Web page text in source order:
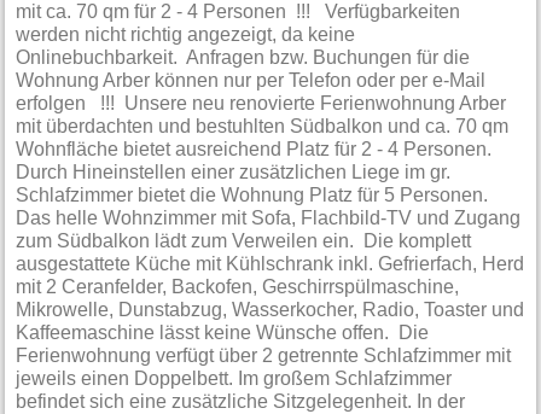
mit ca. 70 qm für 2 - 4 Personen !!! Verfügbarkeiten
werden nicht richtig angezeigt, da keine
Onlinebuchbarkeit. Anfragen bzw. Buchungen für die
Wohnung Arber können nur per Telefon oder per e-Mail
erfolgen !!! Unsere neu renovierte Ferienwohnung Arber
mit überdachten und bestuhlten Südbalkon und ca. 70 qm
Wohnfläche bietet ausreichend Platz für 2 - 4 Personen.
Durch Hineinstellen einer zusätzlichen Liege im gr.
Schlafzimmer bietet die Wohnung Platz für 5 Personen.
Das helle Wohnzimmer mit Sofa, Flachbild-TV und Zugang
zum Südbalkon lädt zum Verweilen ein. Die komplett
ausgestattete Küche mit Kühlschrank inkl. Gefrierfach, Herd
mit 2 Ceranfelder, Backofen, Geschirrspülmaschine,
Mikrowelle, Dunstabzug, Wasserkocher, Radio, Toaster und
Kaffeemaschine lässt keine Wünsche offen. Die
Ferienwohnung verfügt über 2 getrennte Schlafzimmer mit
jeweils einen Doppelbett. Im großem Schlafzimmer
befindet sich eine zusätzliche Sitzgelegenheit. In der